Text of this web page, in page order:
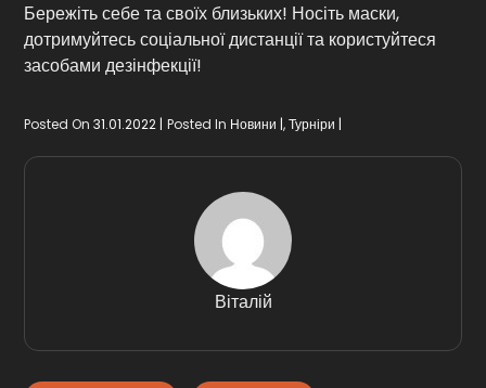
Бережіть себе та своїх близьких! Носіть маски,
дотримуйтесь соціальної дистанції та користуйтеся
засобами дезінфекції!
Posted On 31.01.2022 Posted In Новини ,Турніри
Віталій